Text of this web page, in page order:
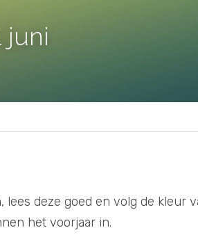
juni
lees deze goed en volg de kleur
het voorjaar in.